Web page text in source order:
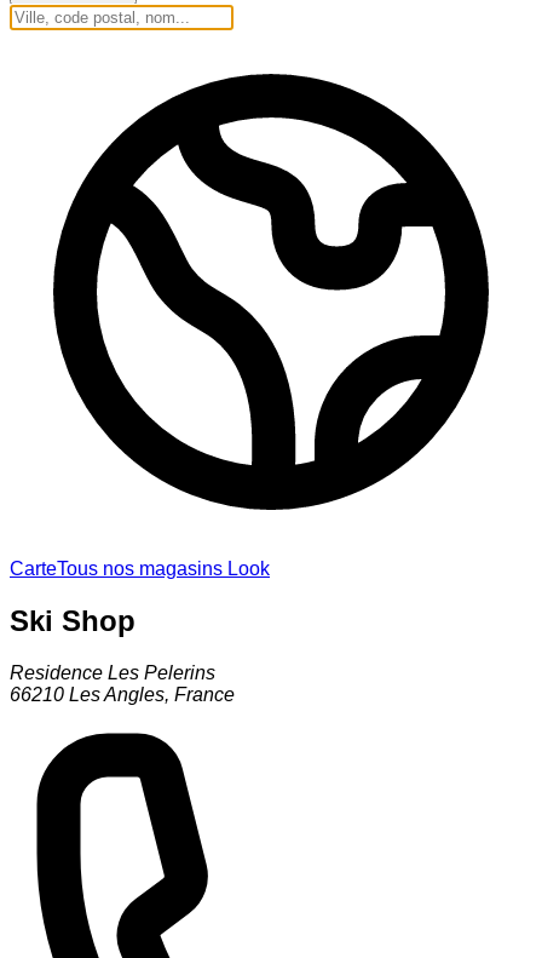
CarteTous nos magasins Look
Ski Shop
Residence Les Pelerins
66210 Les Angles, France